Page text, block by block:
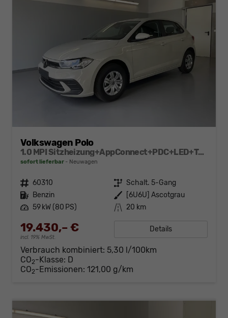
Volkswagen Polo
1.0 MPI Sitzheizung+AppConnect+PDC+LED+Touch+Lichtsensor+MultiLenkrad
sofort lieferbar Neuwagen
Fahrzeugnr. 60310 Getriebe Schalt. 5-Gang
Kraftstoff Benzin Außenfarbe
[6U6U] Ascotgrau
Leistung 59 kW (80 PS) Kilometerstand 20 km
19.430,– €
incl. 19% MwSt.
Details
Verbrauch kombiniert: 5,30 l/100km
CO2-Klasse: D
CO2-Emissionen: 121,00 g/km